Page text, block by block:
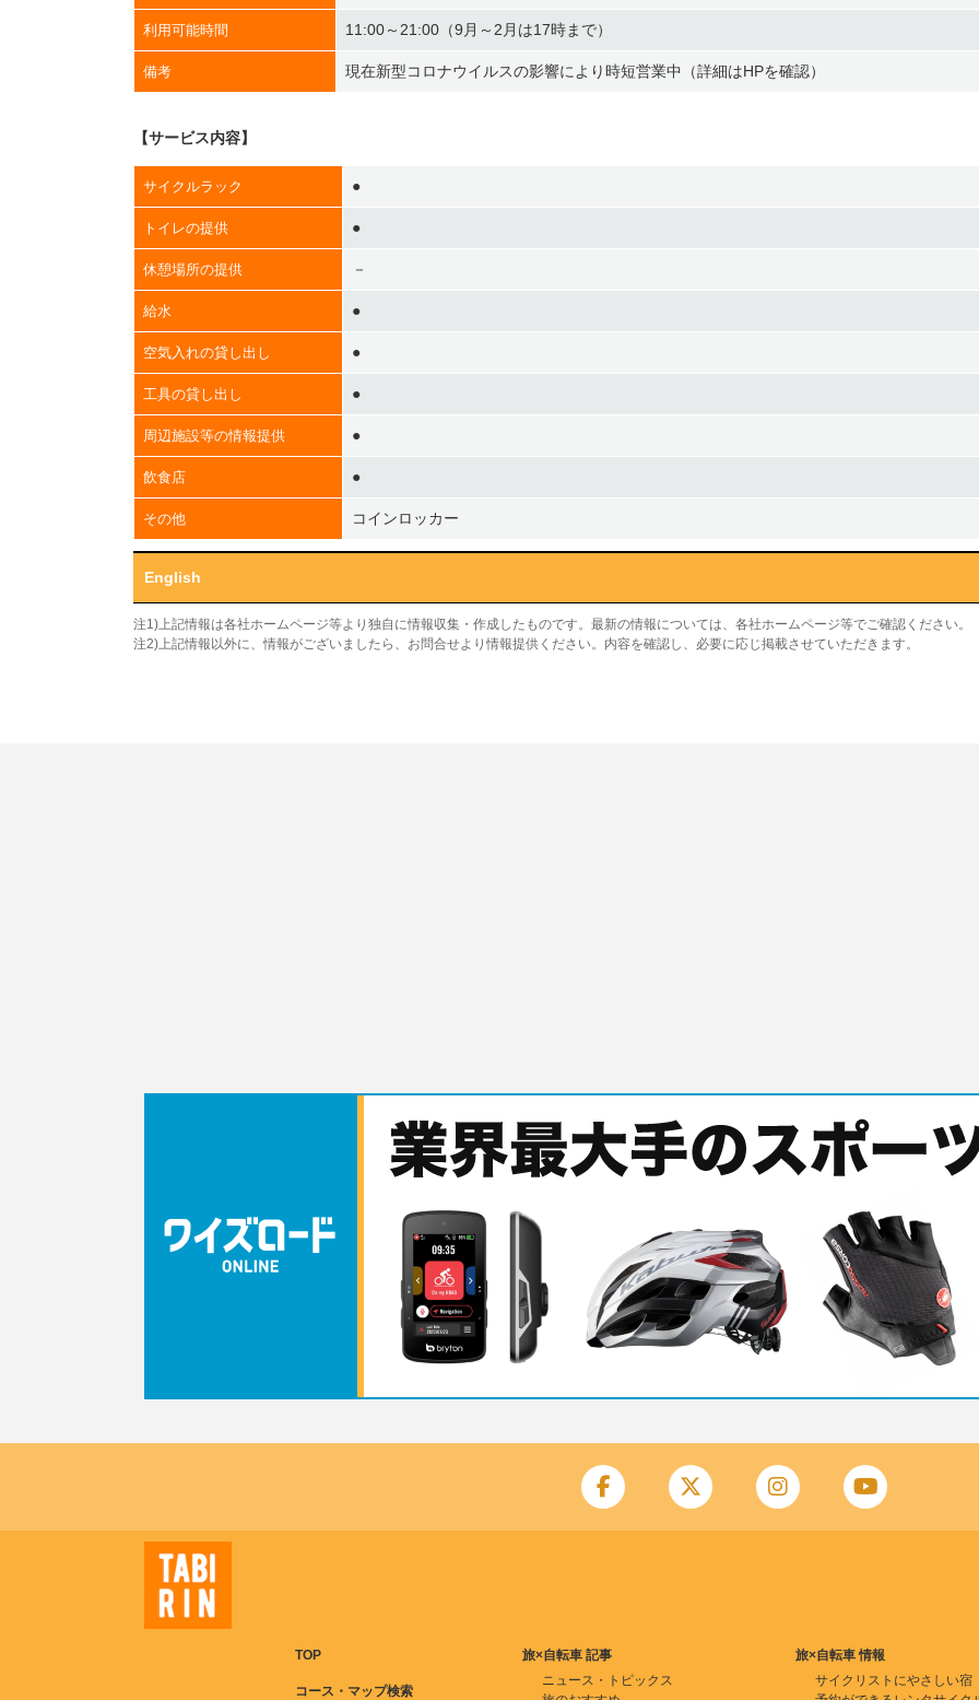
利用可能時間 11:00～21:00（9月～2月は17時まで）
備考 現在新型コロナウイルスの影響により時短営業中（詳細はHPを確認）
【サービス内容】
サイクルラック ●
トイレの提供 ●
休憩場所の提供 －
給水 ●
空気入れの貸し出し ●
工具の貸し出し ●
周辺施設等の情報提供 ●
飲食店 ●
その他 コインロッカー
English
注1)上記情報は各社ホームページ等より独自に情報収集・作成したものです。最新の情報については、各社ホームページ等でご確認ください。
注2)上記情報以外に、情報がございましたら、お問合せより情報提供ください。内容を確認し、必要に応じ掲載させていただきます。
TOP
コース・マップ検索
旅×自転車 記事
ニュース・トピックス
旅×自転車 情報
サイクリストにやさしい宿